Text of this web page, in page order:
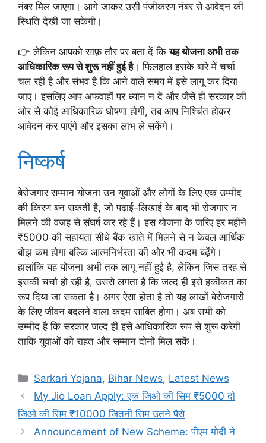
नंबर मिल जाएगा। आगे जाकर उसी पंजीकरण नंबर से आवेदन की
स्थिति देखी जा सकेगी।
👉 लेकिन आपको साफ़ तौर पर बता दें कियह योजना अभी तक
आधिकारिक रूप से शुरू नहीं हुई है। फिलहाल इसके बारे में चर्चा
चल रही है और संभव है कि आने वाले समय में इसे लागू कर दिया
जाए। इसलिए आप अफवाहों पर ध्यान न दें और जैसे ही सरकार की
ओर से कोई आधिकारिक घोषणा होगी, तब आप निश्चिंत होकर
आवेदन कर पाएंगे और इसका लाभ ले सकेंगे।
निष्कर्ष
बेरोजगार सम्मान योजना उन युवाओं और लोगों के लिए एक उम्मीद
की किरण बन सकती है, जो पढ़ाई-लिखाई के बाद भी रोजगार न
मिलने की वजह से संघर्ष कर रहे हैं। इस योजना के जरिए हर महीने
₹5000 की सहायता सीधे बैंक खाते में मिलने से न केवल आर्थिक
बोझ कम होगा बल्कि आत्मनिर्भरता की ओर भी कदम बढ़ेंगे।
हालांकि यह योजना अभी तक लागू नहीं हुई है, लेकिन जिस तरह से
इसकी चर्चा हो रही है, उससे लगता है कि जल्द ही इसे हकीकत का
रूप दिया जा सकता है। अगर ऐसा होता है तो यह लाखों बेरोजगारों
के लिए जीवन बदलने वाला कदम साबित होगा। अब सभी को
उम्मीद है कि सरकार जल्द ही इसे आधिकारिक रूप से शुरू करेगी
ताकि युवाओं को राहत और सम्मान दोनों मिल सकें।
Categories
Sarkari Yojana, Bihar News, Latest News
My Jio Loan Apply: एक जिओ की सिम ₹5000 दो
जिओ की सिम ₹10000 जितनी सिम उतने पैसे
Announcement of New Scheme: पीएम मोदी ने